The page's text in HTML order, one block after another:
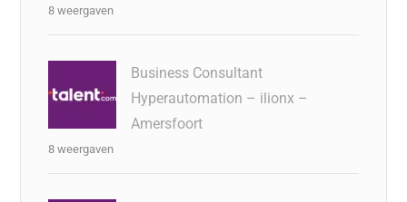
8 weergaven
Business Consultant
Hyperautomation – ilionx –
Amersfoort
8 weergaven